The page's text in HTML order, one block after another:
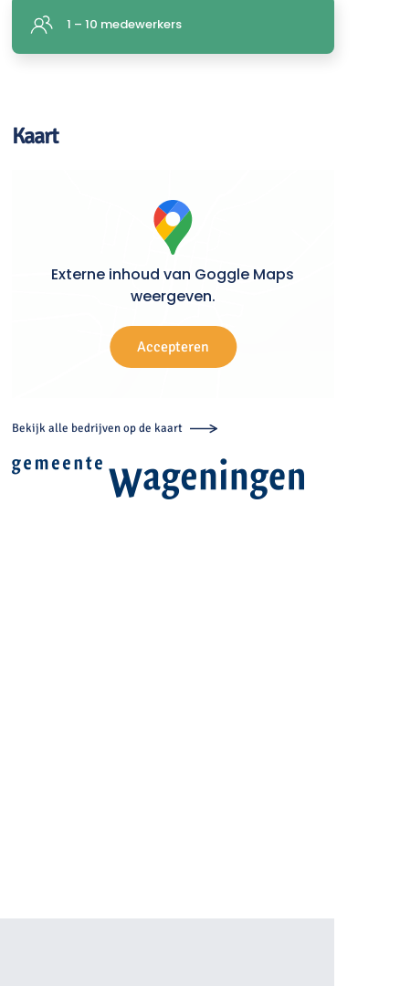
1 – 10 medewerkers
Kaart
Externe inhoud van Goggle Maps
weergeven.
Accepteren
Bekijk alle bedrijven op de kaart